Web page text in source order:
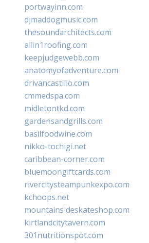
portwayinn.com
djmaddogmusic.com
thesoundarchitects.com
allin1roofing.com
keepjudgewebb.com
anatomyofadventure.com
drivancastillo.com
cmmedspa.com
midletontkd.com
gardensandgrills.com
basilfoodwine.com
nikko-tochigi.net
caribbean-corner.com
bluemoongiftcards.com
rivercitysteampunkexpo.com
kchoops.net
mountainsideskateshop.com
kirtlandcitytavern.com
301nutritionspot.com